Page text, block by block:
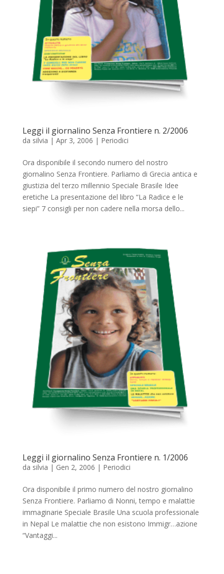
Leggi il giornalino Senza Frontiere n. 2/2006
da silvia | Apr 3, 2006 | Periodici
Ora disponibile il secondo numero del nostro
giornalino Senza Frontiere. Parliamo di Grecia antica e
giustizia del terzo millennio Speciale Brasile Idee
eretiche La presentazione del libro “La Radice e le
siepi” 7 consigli per non cadere nella morsa dello...
Leggi il giornalino Senza Frontiere n. 1/2006
da silvia | Gen 2, 2006 | Periodici
Ora disponibile il primo numero del nostro giornalino
Senza Frontiere. Parliamo di Nonni, tempo e malattie
immaginarie Speciale Brasile Una scuola professionale
in Nepal Le malattie che non esistono Immigr…azione
“Vantaggi...